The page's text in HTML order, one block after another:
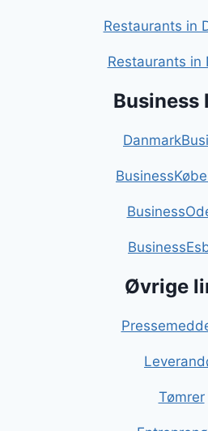
Restaurants in
Restaurants in
Business
Øvrige
Tømrer